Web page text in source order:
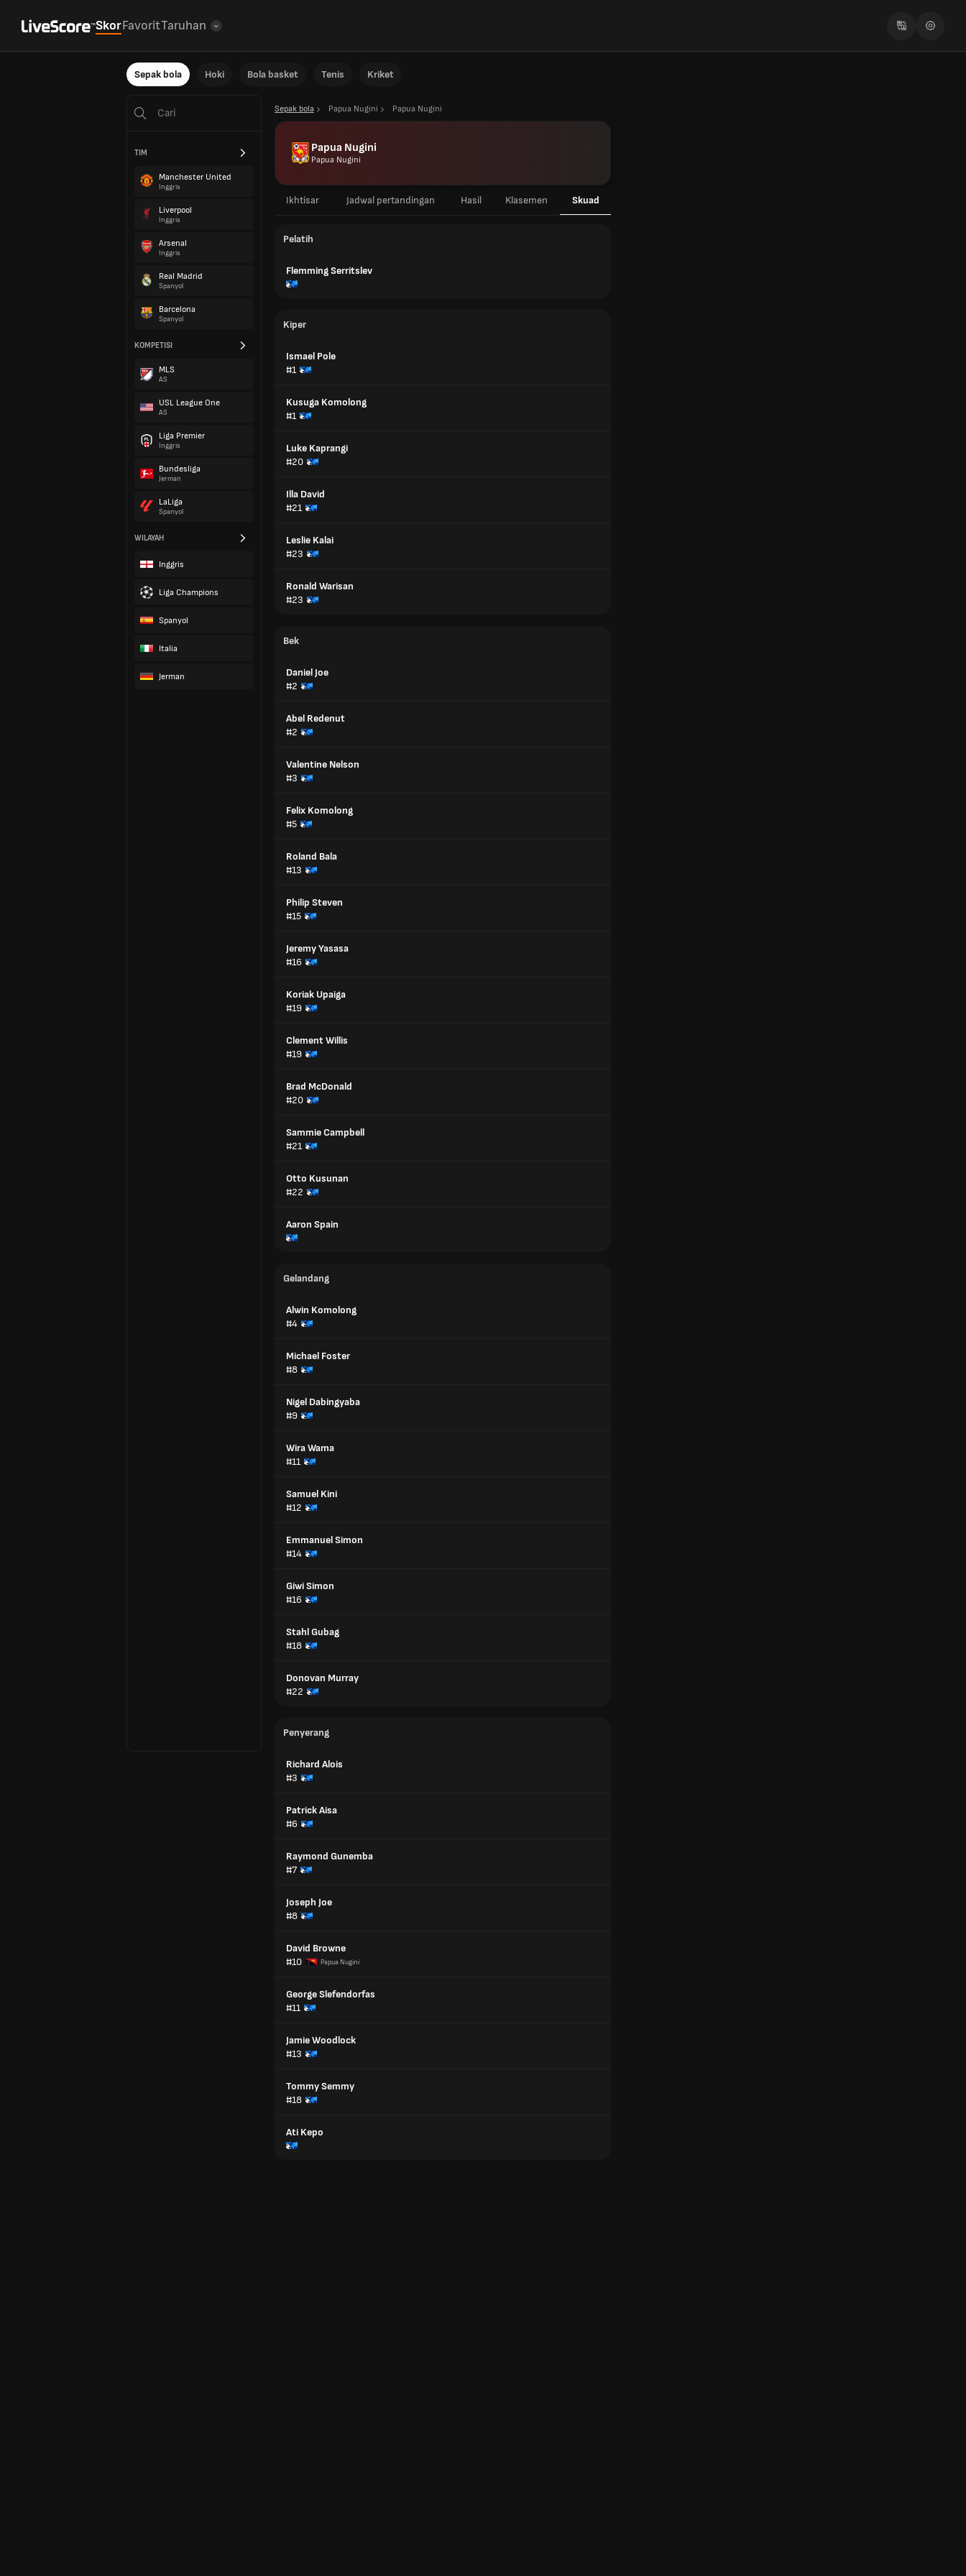
SkorFavoritTaruhan
Sepak bola Hoki Bola basket Tenis Kriket
TIM
Manchester United
Inggris
Liverpool
Inggris
Arsenal
Inggris
Real Madrid
Spanyol
Barcelona
Spanyol
KOMPETISI
MLS
AS
USL League One
AS
Liga Premier
Inggris
Bundesliga
Jerman
LaLiga
Spanyol
WILAYAH
Inggris
Liga Champions
Spanyol
Italia
Jerman
Sepak bola Papua Nugini Papua Nugini
Papua Nugini
Papua Nugini
Ikhtisar Jadwal pertandingan Hasil Klasemen Skuad
Pelatih
Flemming Serritslev
Kiper
Ismael Pole
#1
Kusuga Komolong
#1
Luke Kaprangi
#20
Illa David
#21
Leslie Kalai
#23
Ronald Warisan
#23
Bek
Daniel Joe
#2
Abel Redenut
#2
Valentine Nelson
#3
Felix Komolong
#5
Roland Bala
#13
Philip Steven
#15
Jeremy Yasasa
#16
Koriak Upaiga
#19
Clement Willis
#19
Brad McDonald
#20
Sammie Campbell
#21
Otto Kusunan
#22
Aaron Spain
Gelandang
Alwin Komolong
#4
Michael Foster
#8
Nigel Dabingyaba
#9
Wira Wama
#11
Samuel Kini
#12
Emmanuel Simon
#14
Giwi Simon
#16
Stahl Gubag
#18
Donovan Murray
#22
Penyerang
Richard Alois
#3
Patrick Aisa
#6
Raymond Gunemba
#7
Joseph Joe
#8
David Browne
#10
Papua Nugini
George Slefendorfas
#11
Jamie Woodlock
#13
Tommy Semmy
#18
Ati Kepo